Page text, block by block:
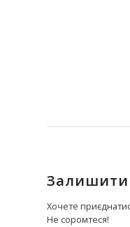
Залишити
Хочете
Не соромтеся!